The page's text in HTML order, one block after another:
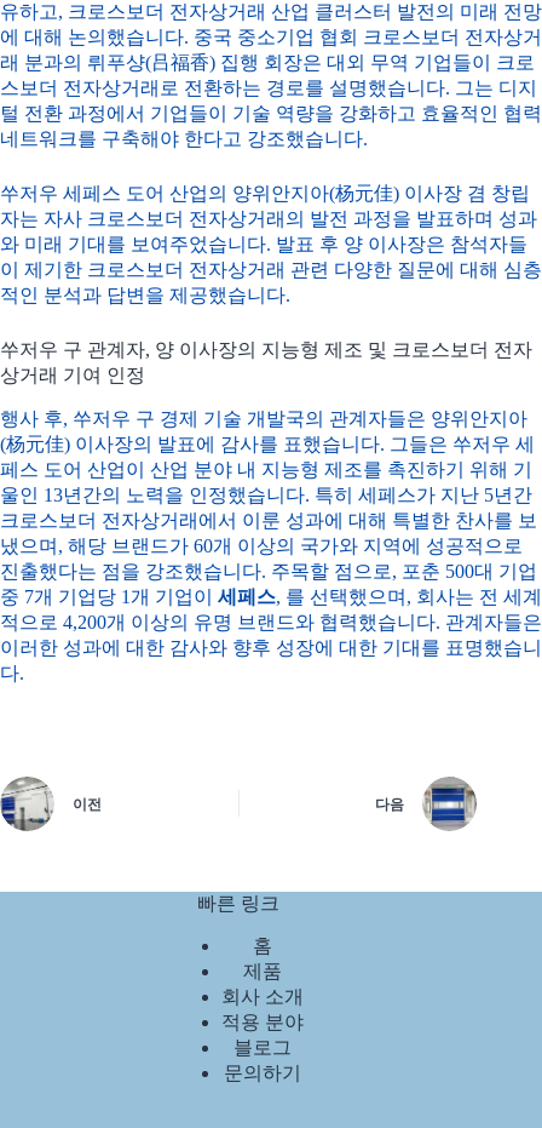
유하고, 크로스보더 전자상거래 산업 클러스터 발전의 미래 전망
에 대해 논의했습니다. 중국 중소기업 협회 크로스보더 전자상거
래 분과의 뤼푸샹(吕福香) 집행 회장은 대외 무역 기업들이 크로
스보더 전자상거래로 전환하는 경로를 설명했습니다. 그는 디지
털 전환 과정에서 기업들이 기술 역량을 강화하고 효율적인 협력
네트워크를 구축해야 한다고 강조했습니다.
쑤저우 세페스 도어 산업의 양위안지아(杨元佳) 이사장 겸 창립
자는 자사 크로스보더 전자상거래의 발전 과정을 발표하며 성과
와 미래 기대를 보여주었습니다. 발표 후 양 이사장은 참석자들
이 제기한 크로스보더 전자상거래 관련 다양한 질문에 대해 심층
적인 분석과 답변을 제공했습니다.
쑤저우 구 관계자, 양 이사장의 지능형 제조 및 크로스보더 전자
상거래 기여 인정
행사 후, 쑤저우 구 경제 기술 개발국의 관계자들은 양위안지아
(杨元佳) 이사장의 발표에 감사를 표했습니다. 그들은 쑤저우 세
페스 도어 산업이 산업 분야 내 지능형 제조를 촉진하기 위해 기
울인 13년간의 노력을 인정했습니다. 특히 세페스가 지난 5년간
크로스보더 전자상거래에서 이룬 성과에 대해 특별한 찬사를 보
냈으며, 해당 브랜드가 60개 이상의 국가와 지역에 성공적으로
진출했다는 점을 강조했습니다. 주목할 점으로, 포춘 500대 기업
중 7개 기업당 1개 기업이 세페스, 를 선택했으며, 회사는 전 세계
적으로 4,200개 이상의 유명 브랜드와 협력했습니다. 관계자들은
이러한 성과에 대한 감사와 향후 성장에 대한 기대를 표명했습니
다.
이전 다음
빠른 링크
홈
제품
회사 소개
적용 분야
블로그
문의하기